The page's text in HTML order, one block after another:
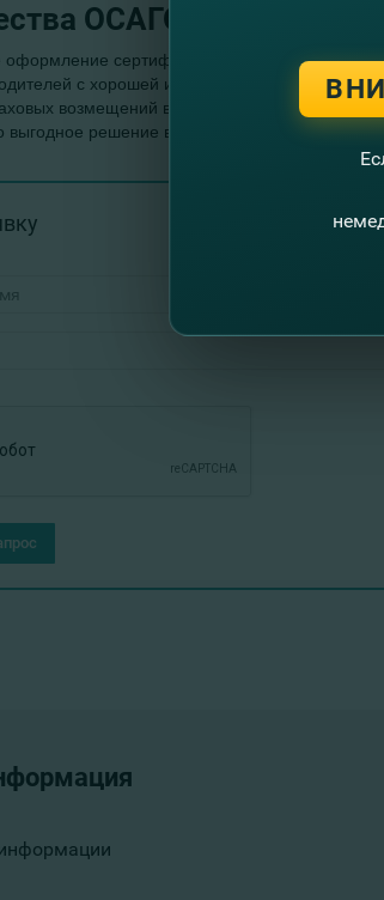
ОСАГО
оформление сертификата страхования;
с хорошей историей вождения;
возмещений в течение 15 дней;
выгодное решение в случае страховых